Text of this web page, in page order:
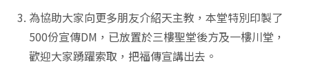
為協助大家向更多朋友介紹天主教，本堂特別印製了
500份宣傳DM，已放置於三樓聖堂後方及一樓川堂，
歡迎大家踴躍索取，把福傳宣講出去。